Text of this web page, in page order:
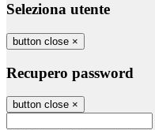
Seleziona utente
button close ×
Recupero password
button close ×